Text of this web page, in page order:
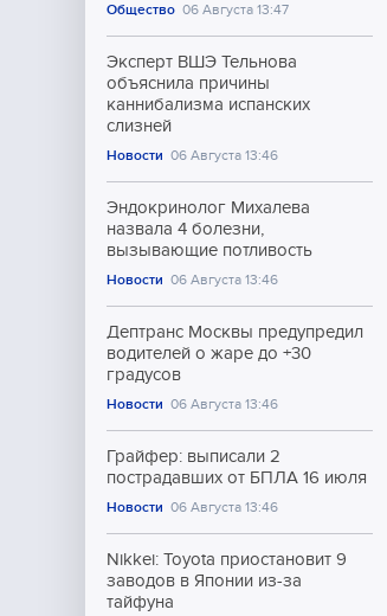
Общество 06 Августа 13:47
Эксперт ВШЭ Тельнова
объяснила причины
каннибализма испанских
слизней
Новости 06 Августа 13:46
Эндокринолог Михалева
назвала 4 болезни,
вызывающие потливость
Новости 06 Августа 13:46
Дептранс Москвы предупредил
водителей о жаре до +30
градусов
Новости 06 Августа 13:46
Грайфер: выписали 2
пострадавших от БПЛА 16 июля
Новости 06 Августа 13:46
Nikkei: Toyota приостановит 9
заводов в Японии из-за
тайфуна